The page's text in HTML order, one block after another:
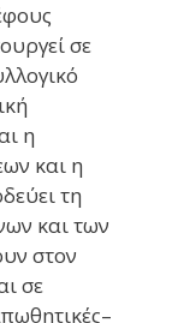
σε
η
και η
τη
και των
στον
σε